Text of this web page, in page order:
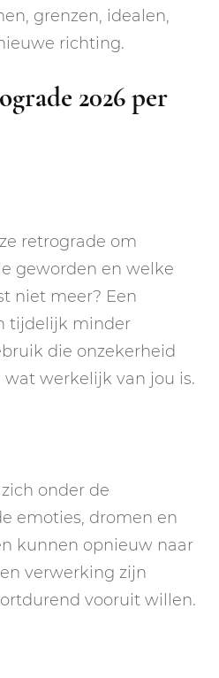
grenzen, idealen,
richting.
2026 per
retrograde om
geworden en welke
niet meer? Een
tijdelijk minder
die onzekerheid
werkelijk van jou is.
onder de
emoties, dromen en
kunnen opnieuw naar
verwerking zijn
vooruit willen.